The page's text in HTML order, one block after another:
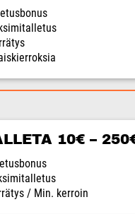
10€ –
/ Min. kerroin